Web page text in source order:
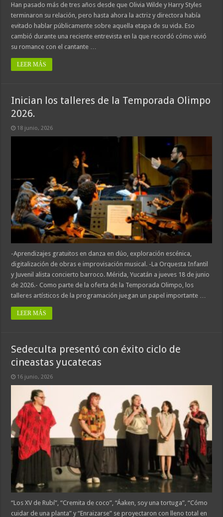
Han pasado más de tres años desde que Olivia Wilde y Harry Styles
terminaron su relación, pero hasta ahora la actriz y directora había
evitado hablar públicamente sobre aquella etapa de su vida. Eso
cambió durante una reciente entrevista en la que recordó cómo vivió
su romance con el cantante …
LEER MÁS
Inician los talleres de la Temporada Olimpo
2026.
18 junio, 2026
-Aprendizajes gratuitos en danza en dúo, exploración escénica,
digitalización de obras e improvisación musical. -La Orquesta Infantil
y Juvenil alista concierto barroco. Mérida, Yucatán a jueves 18 de junio
de 2026.- Como parte de la oferta de la Temporada Olimpo, los
talleres artísticos de la programación juegan un papel importante …
LEER MÁS
Sedeculta presentó con éxito ciclo de
cineastas yucatecas
16 junio, 2026
“Los XV de Rubí”, “Cremita de coco”, “Áaken, soy una tortuga”, “Cómo
cuidar de una planta” y “Enraizarse” se proyectaron con lleno total en